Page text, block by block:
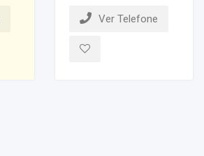
Ver Telefone